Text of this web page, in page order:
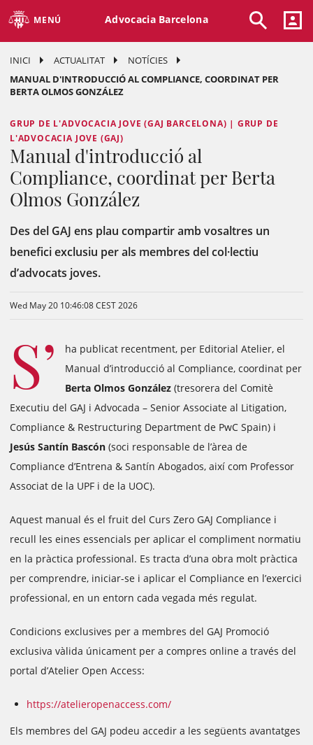
MENÚ Advocacia Barcelona
INICI ACTUALITAT
NOTÍCIES
MANUAL D'INTRODUCCIÓ AL COMPLIANCE, COORDINAT PER
BERTA OLMOS GONZÁLEZ
GRUP DE L'ADVOCACIA JOVE (GAJ BARCELONA) | GRUP DE
L'ADVOCACIA JOVE (GAJ)
Manual d'introducció al
Compliance, coordinat per Berta
Olmos González
Des del GAJ ens plau compartir amb vosaltres un
benefici exclusiu per als membres del col·lectiu
d’advocats joves.
Wed May 20 10:46:08 CEST 2026
S’
ha publicat recentment, per Editorial Atelier, el
Manual d’introducció al Compliance, coordinat per
Berta Olmos González (tresorera del Comitè
Executiu del GAJ i Advocada – Senior Associate al Litigation,
Compliance & Restructuring Department de PwC Spain) i
Jesús Santín Bascón (soci responsable de l’àrea de
Compliance d’Entrena & Santín Abogados, així com Professor
Associat de la UPF i de la UOC).
Aquest manual és el fruit del Curs Zero GAJ Compliance i
recull les eines essencials per aplicar el compliment normatiu
en la pràctica professional. Es tracta d’una obra molt pràctica
per comprendre, iniciar-se i aplicar el Compliance en l’exercici
professional, en un entorn cada vegada més regulat.
Condicions exclusives per a membres del GAJ Promoció
exclusiva vàlida únicament per a compres online a través del
portal d’Atelier Open Access:
https://atelieropenaccess.com/
Els membres del GAJ podeu accedir a les següents avantatges